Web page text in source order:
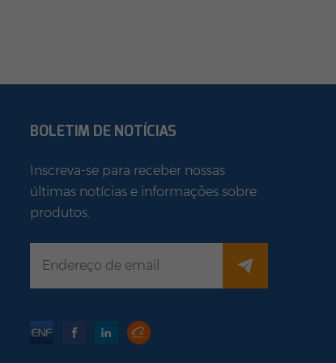
BOLETIM DE NOTÍCIAS
Inscreva-se para receber nossas
últimas notícias e informações sobre
produtos.